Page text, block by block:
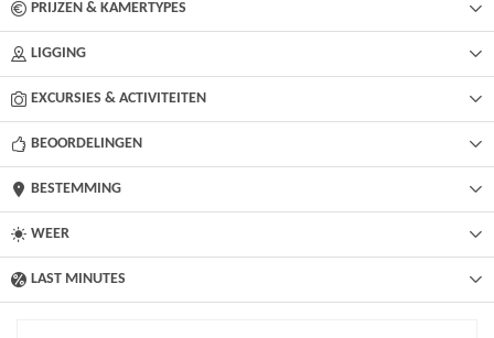
PRIJZEN & KAMERTYPES
LIGGING
EXCURSIES & ACTIVITEITEN
BEOORDELINGEN
BESTEMMING
WEER
LAST MINUTES